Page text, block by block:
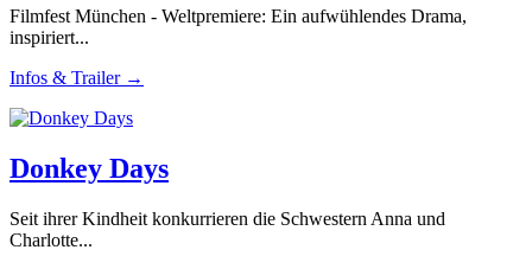
Filmfest München - Weltpremiere: Ein aufwühlendes Drama,
inspiriert...
Infos & Trailer →
Donkey Days
Seit ihrer Kindheit konkurrieren die Schwestern Anna und
Charlotte...